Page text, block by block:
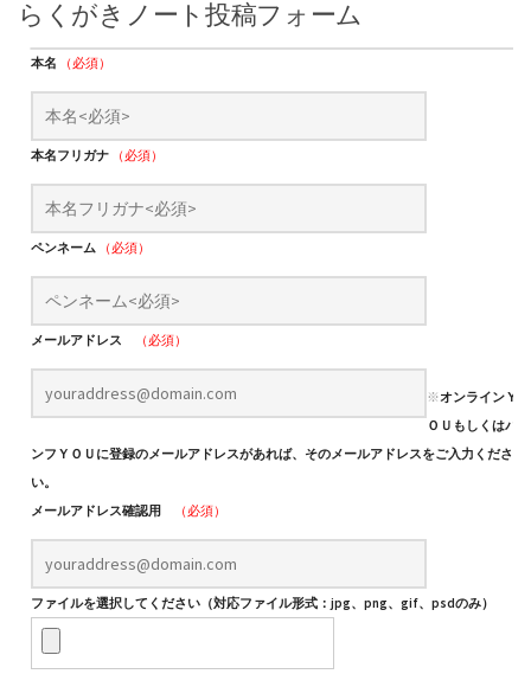
らくがきノート投稿フォーム
本名 （必須）
本名フリガナ （必須）
ペンネーム （必須）
メールアドレス （必須）
※オンラインＹ
ＯＵもしくはパ
ンフＹＯＵに登録のメールアドレスがあれば、そのメールアドレスをご入力くださ
い。
メールアドレス確認用
（必須）
ファイルを選択してください（対応ファイル形式：jpg、png、gif、psdのみ）